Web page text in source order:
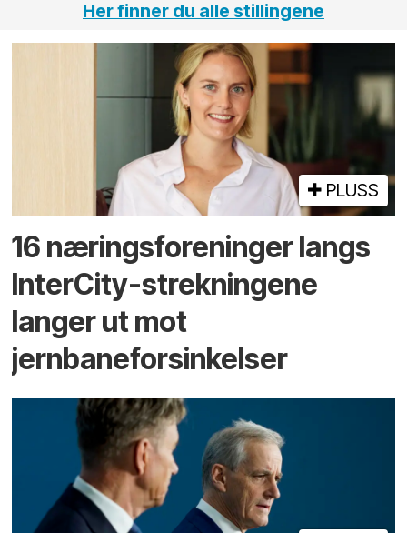
Her finner du alle stillingene
PLUSS
16 næringsforeninger langs
InterCity-strekningene
langer ut mot
jernbaneforsinkelser